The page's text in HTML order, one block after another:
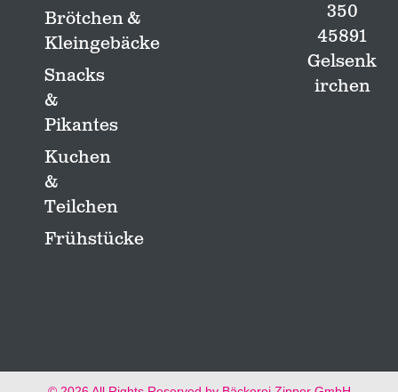
350
45891
Gelsenk
irchen
Brötchen &
Kleingebäcke
Snacks
&
Pikantes
Kuchen
&
Teilchen
Frühstücke